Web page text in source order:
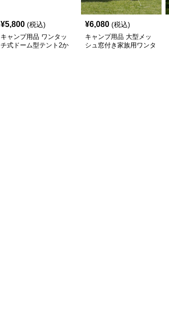
¥5,800 (税込)
キャンプ用品 ワンタッ
チ式ドーム型テント2か
¥6,080 (税込)
キャンプ用品 大型メッ
シュ窓付き家族用ワンタ